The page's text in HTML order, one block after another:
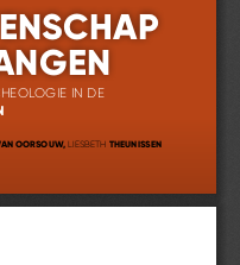
IN DE
OORSOUW, LIESBETH THEUNISSEN